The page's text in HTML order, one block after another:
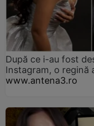
După ce i-au fost
Instagram, o regină
www.antena3.ro